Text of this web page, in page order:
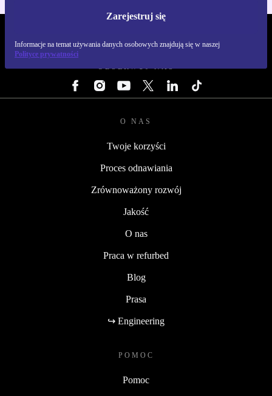
Zarejestruj się
Informacje na temat używania danych osobowych znajdują się w naszej
Polityce prywatności
OBSERWUJ NAS
O NAS
Twoje korzyści
Proces odnawiania
Zrównoważony rozwój
Jakość
O nas
Praca w refurbed
Blog
Prasa
↪ Engineering
POMOC
Pomoc